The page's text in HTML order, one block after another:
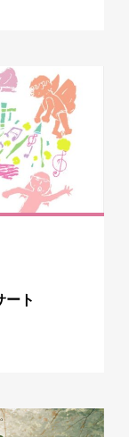
ート